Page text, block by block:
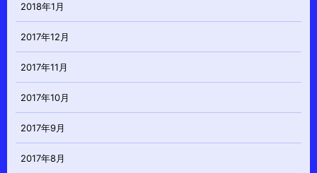
2018年1月
2017年12月
2017年11月
2017年10月
2017年9月
2017年8月